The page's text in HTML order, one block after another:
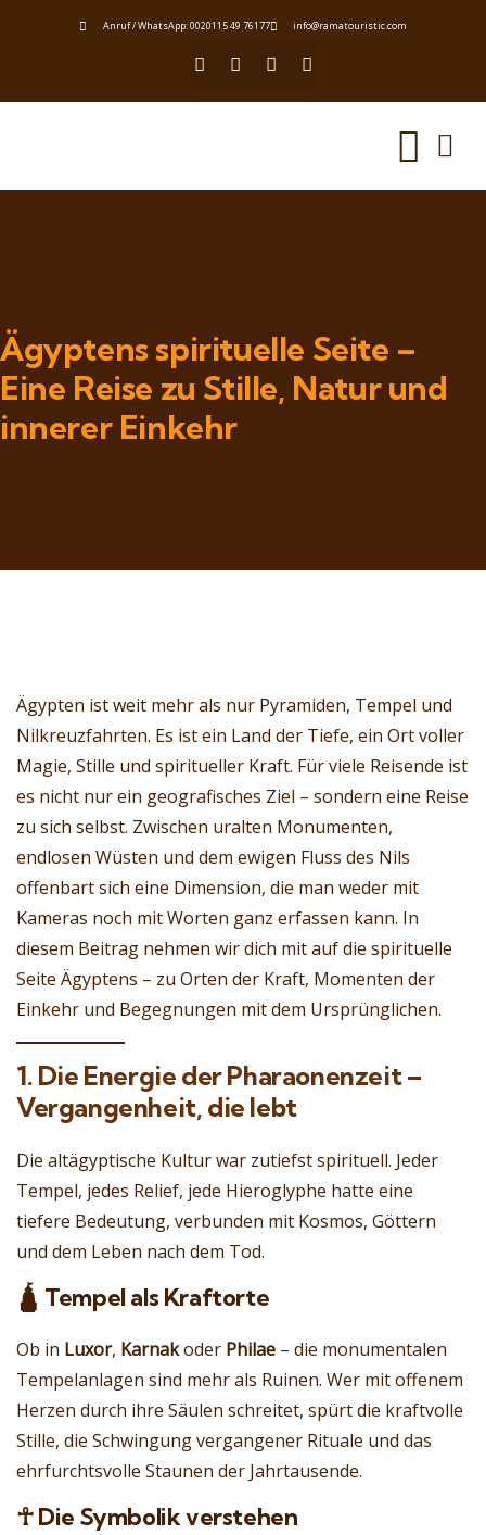
Anruf / WhatsApp: 0020115 49 76177 info@ramatouristic.com
Ägyptens spirituelle Seite –
Eine Reise zu Stille, Natur und
innerer Einkehr
Ägypten ist weit mehr als nur Pyramiden, Tempel und
Nilkreuzfahrten. Es ist ein Land der Tiefe, ein Ort voller
Magie, Stille und spiritueller Kraft. Für viele Reisende ist
es nicht nur ein geografisches Ziel – sondern eine Reise
zu sich selbst. Zwischen uralten Monumenten,
endlosen Wüsten und dem ewigen Fluss des Nils
offenbart sich eine Dimension, die man weder mit
Kameras noch mit Worten ganz erfassen kann. In
diesem Beitrag nehmen wir dich mit auf die spirituelle
Seite Ägyptens – zu Orten der Kraft, Momenten der
Einkehr und Begegnungen mit dem Ursprünglichen.
1. Die Energie der Pharaonenzeit –
Vergangenheit, die lebt
Die altägyptische Kultur war zutiefst spirituell. Jeder
Tempel, jedes Relief, jede Hieroglyphe hatte eine
tiefere Bedeutung, verbunden mit Kosmos, Göttern
und dem Leben nach dem Tod.
🛕 Tempel als Kraftorte
Ob in Luxor, Karnakoder Philae – die monumentalen
Tempelanlagen sind mehr als Ruinen. Wer mit offenem
Herzen durch ihre Säulen schreitet, spürt die kraftvolle
Stille, die Schwingung vergangener Rituale und das
ehrfurchtsvolle Staunen der Jahrtausende.
☥ Die Symbolik verstehen